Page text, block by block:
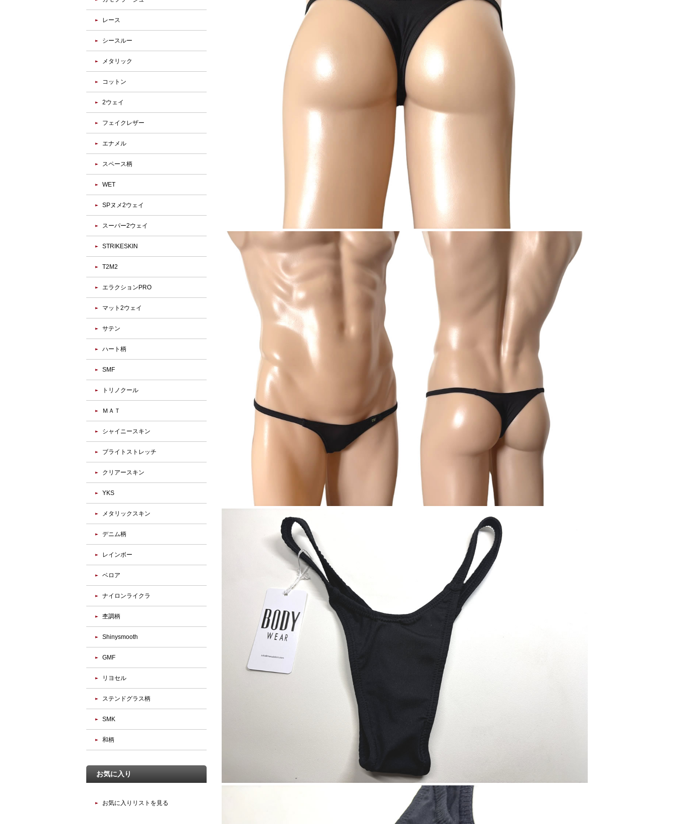
レース
シースルー
メタリック
コットン
2ウェイ
フェイクレザー
エナメル
スペース柄
WET
SPヌメ2ウェイ
スーパー2ウェイ
STRIKESKIN
T2M2
エラクションPRO
マット2ウェイ
サテン
ハート柄
SMF
トリノクール
ＭＡＴ
シャイニースキン
ブライトストレッチ
クリアースキン
YKS
メタリックスキン
デニム柄
レインボー
ベロア
ナイロンライクラ
杢調柄
Shinysmooth
GMF
リヨセル
ステンドグラス柄
SMK
和柄
お気に入り
お気に入りリストを見る